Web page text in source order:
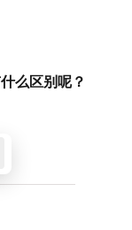
么区别呢？